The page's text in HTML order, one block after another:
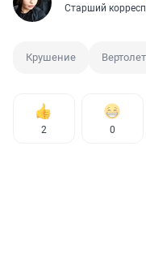
Старший
Крушение Вертолет
2 0